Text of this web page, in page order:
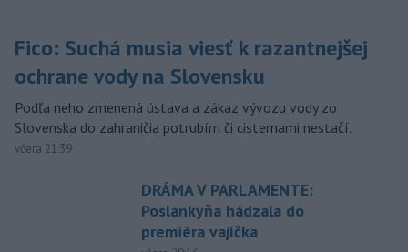
Fico: Suchá musia viesť k razantnejšej
ochrane vody na Slovensku
Podľa neho zmenená ústava a zákaz vývozu vody zo
Slovenska do zahraničia potrubím či cisternami nestačí.
včera 21:39
DRÁMA V PARLAMENTE:
Poslankyňa hádzala do
premiéra vajíčka